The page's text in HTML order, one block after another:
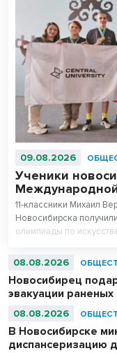
09.08.2026
Ученики
11-классники Михаил
Новосибирска
олимпиады по
абсолютными
08.08.2026
Новосибирец
эвакуации
08.08.2026
В Новосибирске
диспансеризацию